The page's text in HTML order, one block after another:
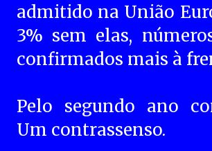
admitido na União
3% sem elas,
confirmados mais à
Pelo segundo ano
Um contrassenso.